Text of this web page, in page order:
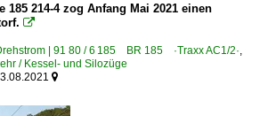
185 214-4 zog Anfang Mai 2021 einen

| 91 80 / 6 185 BR 185 ·Traxx AC1/2·,
/ Kessel- und Silozüge
